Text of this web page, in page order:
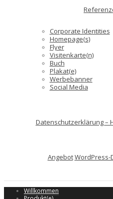
Corporate Identities
Homepage(s)
Flyer
Visitenkarte(n)
Buch
Plakat(e)
Werbebanner
Social Media
Datenschutzerklärung –
AngebotWordPress-
Willkommen